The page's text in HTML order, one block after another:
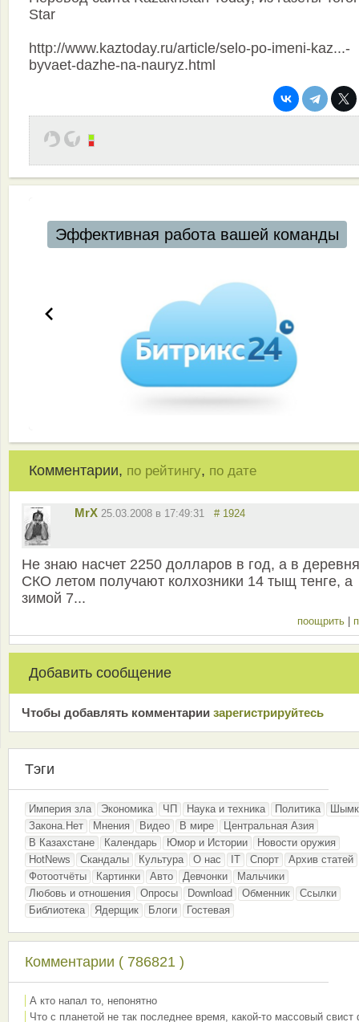
Star
http://www.kaztoday.ru/article/selo-po-imeni-kaz...-
byvaet-dazhe-na-nauryz.html
Эффективная работа вашей команды
Комментарии, по рейтингу, по дате
MrX 25.03.2008 в 17:49:31 # 1924
Не знаю насчет 2250 долларов в год, а в
СКО летом получают колхозники 14 тыщ тенге, а
зимой 7...
поощрить
Добавить сообщение
Чтобы добавлять комментарии зарeгиcтрирyйтeсь
Тэги
Империя зла Экономика ЧП Наука и техника Политика
Закона.Нет
Мнения Видео В мире
Центральная Азия
В Казахстане
Календарь Юмор и Истории
Новости оружия
HotNews
Скандалы Культура О нас IT Спорт
Архив статей
Фотоотчёты
Картинки Авто Девчонки
Мальчики
Любовь и отношения
Опросы Download Обменник
Ссылки
Библиотека
Ядерщик Блоги Гостевая
Комментарии ( 786821 )
А кто напал то, непонятно
Что с планетой не так последнее время, какой-то массовый свист